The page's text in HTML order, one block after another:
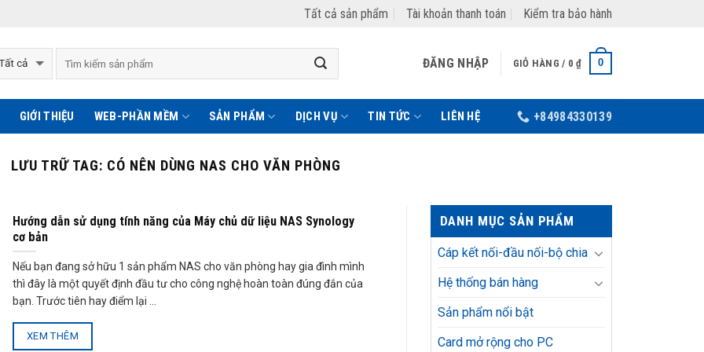
Tất cả sản phẩm Tài khoản thanh toán Kiểm tra bảo hành
ĐĂNG NHẬP GIỎ HÀNG / 0₫ 0
GIỚI THIỆU WEB-PHẦN MỀM SẢN PHẨM DỊCH VỤ TIN TỨC LIÊN HỆ +84984330139
LƯU TRỮ TAG: CÓ NÊN DÙNG NAS CHO VĂN PHÒNG
Hướng dẫn sử dụng tính năng của Máy chủ dữ liệu NAS Synology
cơ bản
Nếu bạn đang sở hữu 1 sản phẩm NAS cho văn phòng hay gia đình mình
thì đây là một quyết định đầu tư cho công nghệ hoàn toàn đúng đắn của
bạn. Trước tiên hay điểm lại ...
XEM THÊM
DANH MỤC SẢN PHẨM
Cáp kết nối-đầu nối-bộ chia
Hệ thống bán hàng
Sản phẩm nổi bật
Card mở rộng cho PC